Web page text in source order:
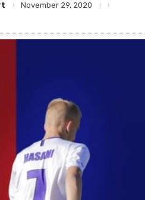
November 29, 2020